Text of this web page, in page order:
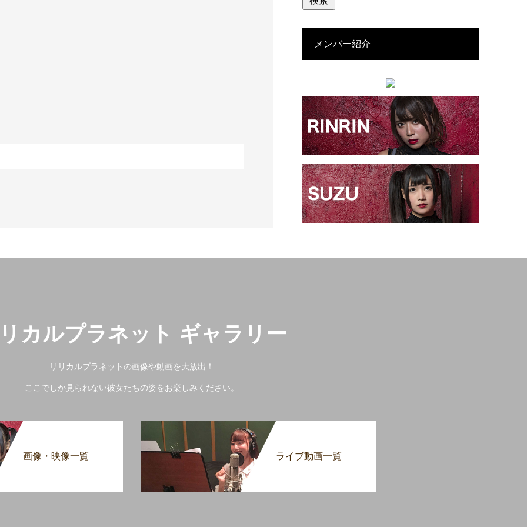
メンバー紹介
カルプラネット ギャラリー
リリカルプラネットの画像や動画を大放出！
ここでしか見られない彼女たちの姿をお楽しみください。
画像・映像一覧 ライブ動画一覧